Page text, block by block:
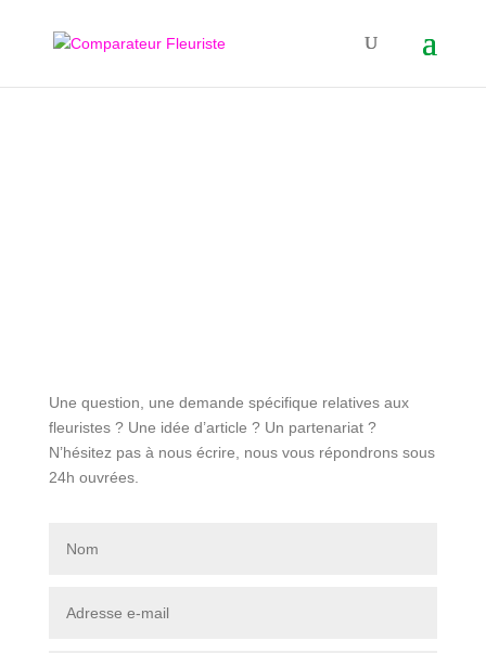
Une question, une demande spécifique relatives aux
fleuristes ? Une idée d’article ? Un partenariat ?
N’hésitez pas à nous écrire, nous vous répondrons sous
24h ouvrées.